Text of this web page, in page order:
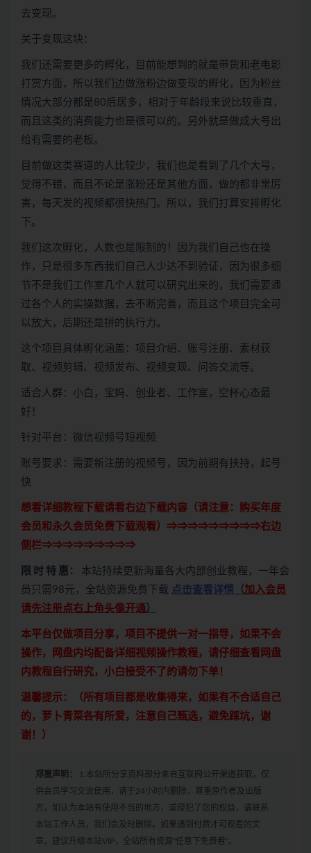
去变现。
关于变现这块：
我们还需要更多的孵化，目前能想到的就是带货和老电影
打赏方面，所以我们边做涨粉边做变现的孵化，因为粉丝
情况大部分都是80后居多，相对于年龄段来说比较垂直，
而且这类的消费能力也是很可以的。另外就是做成大号出
给有需要的老板。
目前做这类赛道的人比较少，我们也是看到了几个大号，
觉得不错，而且不论是涨粉还是其他方面，做的都非常厉
害，每天发的视频都很快热门。所以，我们打算安排孵化
下。
我们这次孵化，人数也是限制的！因为我们自己也在操
作，只是很多东西我们自己人少达不到验证，因为很多细
节不是我们工作室几个人就可以研究出来的，我们需要通
过各个人的实操数据，去不断完善，而且这个项目完全可
以放大，后期还是拼的执行力。
这个项目具体孵化涵盖：项目介绍、账号注册、素材获
取、视频剪辑、视频发布、视频变现、问答交流等。
适合人群：小白，宝妈、创业者、工作室，空杯心态最
好！
针对平台：微信视频号短视频
账号要求：需要新注册的视频号，因为前期有扶持，起号
快
想看详细教程下载请看右边下载内容（请注意： 购买年度
会员和永久会员免费下载观看）⇒⇒⇒⇒⇒⇒⇒⇒⇒右边
侧栏⇒⇒⇒⇒⇒⇒⇒⇒⇒
限 时 特 惠： 本站持续更新海量各大内部创业教程，一年会
员只需98元，全站资源免费下载 点击查看详情 （加入会员
请先注册点右上角头像开通）
本平台仅做项目分享，项目不提供一对一指导，如果不会
操作，网盘内均配备详细视频操作教程，请仔细查看网盘
内教程自行研究，小白接受不了的请勿下单！
温馨提示：（所有项目都是收集得来，如果有不合适自己
的，萝卜青菜各有所爱，注意自己甄选，避免踩坑，谢
谢！）
郑重声明：
1.本站所分享资料部分来自互联网公开渠道获取，仅
供会员学习交流使用，请于24小时内删除，尊重原作者及出版
方，如认为本站有使用不当的地方，或侵犯了您的权益，请联系
本站工作人员，我们会及时删除。如果遇到付费才可观看的文
章，建议升级本站VIP，全站所有资源“任意下免费看”。